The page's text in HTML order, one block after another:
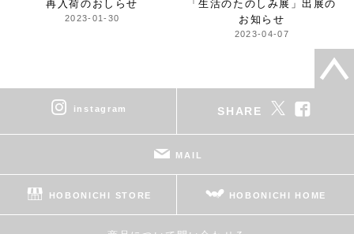
再入荷のおしらせ
2023-01-30
「生活のたのしみ展」出展の
お知らせ
2023-04-07
instagram SHARE
MAIL
HOBONICHI STORE HOBONICHI HOME